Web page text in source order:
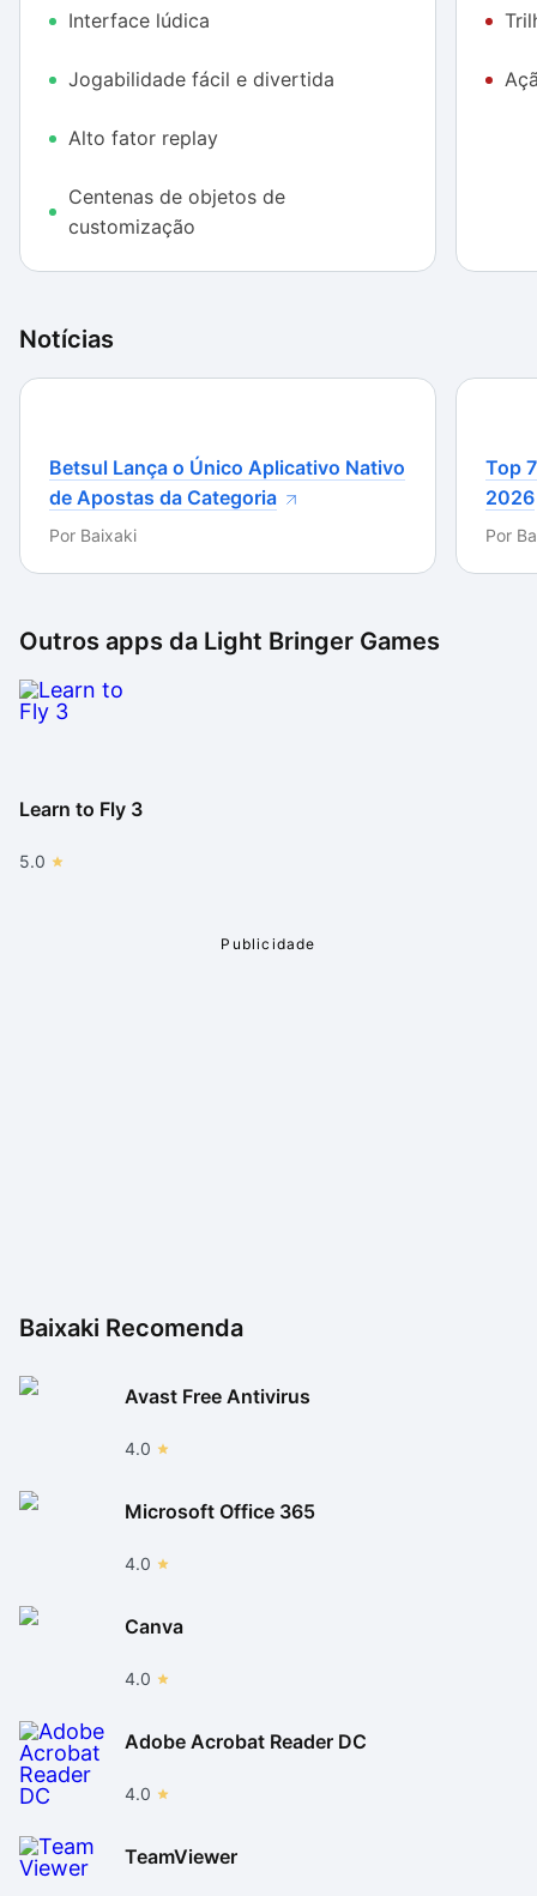
irritante porque é cíclica e curta, mas a jogabilidade é
à facilidade de manusear. Os controles não são muito
mais sucesso com o público infantil.
Interface lúdica
Jogabilidade fácil e divertida
Alto fator replay
Centenas de objetos de
customização
Notícias
Betsul Lança o Único Aplicativo Nativo
de Apostas da Categoria
Por Baixaki
Top
2026
Por
Outros apps da Light Bringer Games
Learn to Fly 3
5.0
Baixaki Recomenda
Avast Free Antivirus
4.0
Microsoft Office 365
4.0
Canva
4.0
Adobe Acrobat Reader DC
4.0
TeamViewer